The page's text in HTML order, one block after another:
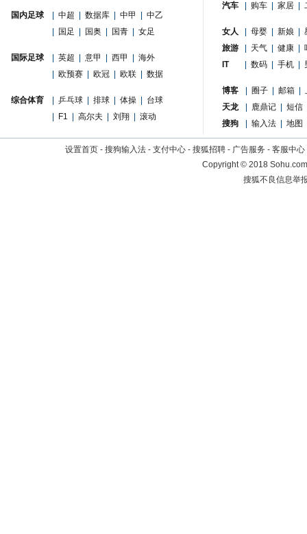
国内足球 中超 数据库 中甲
中乙
国足 国奥 国青 女足
国际足球 英超 意甲 西甲
海外
欧预赛 欧冠 欧联 数据
综合体育 乒乓球 排球 体操
台球
F1 高尔夫 刘翔 滚动
汽车
购车 家居
女人 母婴 新娘
旅游
天气 健康
IT
数码 手机
博客 圈子 邮箱
天龙
鹿鼎记
短信
搜狗
输入法 地图
设置首页 - 搜狗输入法 - 支付中心 - 搜狐招聘 - 广告服务 - 客服中心
Copyright©2018
搜狐不良信息举